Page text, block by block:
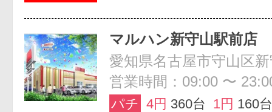
マルハン新守山駅前店
営業時間：09:00 〜
パチ 4円 360台 1円 160台